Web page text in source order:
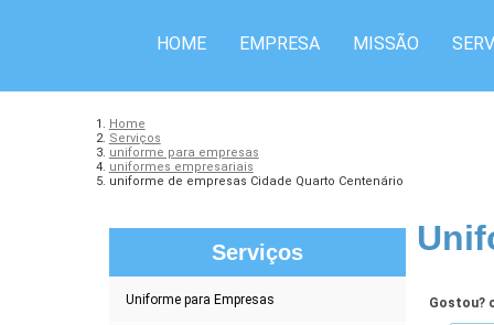
HOME EMPRESA MISSÃO
Home
Serviços
uniforme para empresas
uniformes empresariais
uniforme de empresas Cidade Quarto Centenário
Serviços
Uniforme para Empresas Gostou?